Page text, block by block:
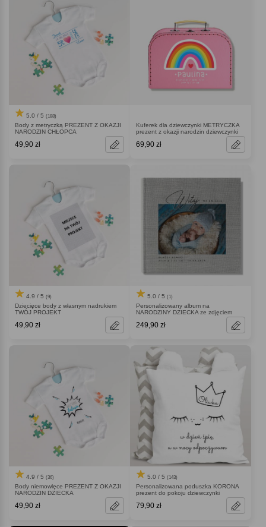
5.0 / 5 (188)
Body z metryczką PREZENT Z OKAZJI
NARODZIN CHŁOPCA
49,90 zł
Kuferek dla dziewczynki METRYCZKA
prezent z okazji narodzin dziewczynki
69,90 zł
4.9 / 5 (9)
Dziecięce body z własnym nadrukiem
TWÓJ PROJEKT
49,90 zł
5.0 / 5 (1)
Personalizowany album na
NARODZINY DZIECKA ze zdjęciem
249,90 zł
4.9 / 5 (36)
Body niemowlęce PREZENT Z OKAZJI
NARODZIN DZIECKA
49,90 zł
5.0 / 5 (143)
Personalizowana poduszka KORONA
prezent do pokoju dziewczynki
79,90 zł